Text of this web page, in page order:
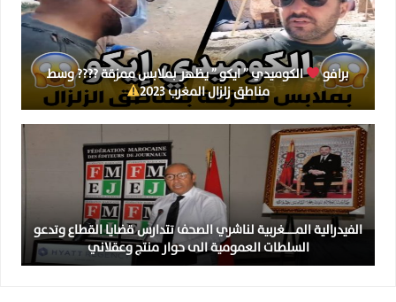
برافو
الكوميدي ” ايكو ” يظهر بملابس ممزقة ???? وسط
مناطق زلزال المغرب 2023
الفيدرالية المــــــغربية لناشري الصحف تتدارس قضايا القطاع وتدعو
السلطات العمومية الى حوار منتج وعقلاني